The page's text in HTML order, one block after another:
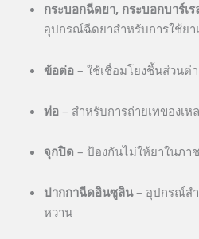
กระบอกฉีดยา, กระบอกบาร์เ
อุปกรณ์ฉีดยาสำหรับการใช้ย
ข้อต่อ – ใช้เชื่อมโยงชิ้นส่วนต่
ท่อ – สำหรับการถ่ายเทของเ
จุกปิด – ป้องกันไม่ให้ยาในภา
ปากกาฉีดอินซูลิน– อุปกรณ์ส
หวาน